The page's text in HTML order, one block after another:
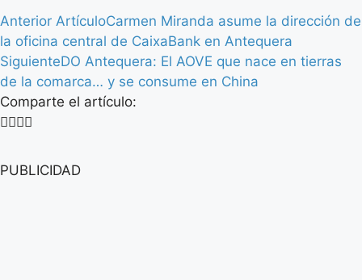
Anterior ArtículoCarmen Miranda asume la dirección de
la oficina central de CaixaBank en Antequera
SiguienteDO Antequera: El AOVE que nace en tierras
de la comarca… y se consume en China
Comparte el artículo:
PUBLICIDAD